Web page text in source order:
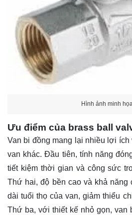
Hình ảnh minh
Ưu điểm của brass ball
Van bi đồng mang lại nhiều lợi
van khác. Đầu tiên, tính năng
tiết kiệm thời gian và công sức
Thứ hai, độ bền cao và khả năng
dài tuổi thọ của van, giảm thiểu
Thứ ba, với thiết kế nhỏ gọn, van